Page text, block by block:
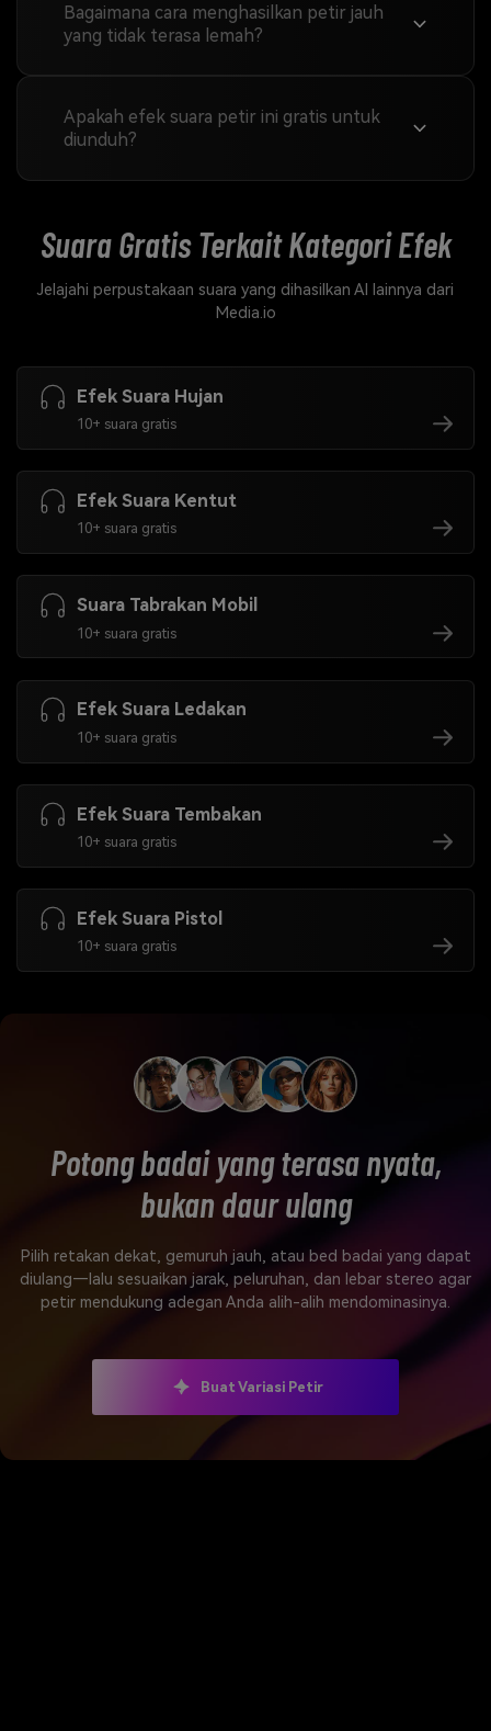
Bagaimana cara menghasilkan petir jauh
yang tidak terasa lemah?
Apakah efek suara petir ini gratis untuk
diunduh?
Suara Gratis TerkaitKategori Efek
Jelajahi perpustakaan suara yang dihasilkan AI lainnya dari
Media.io
Efek Suara Hujan
10+ suara gratis
Efek Suara Kentut
10+ suara gratis
Suara Tabrakan Mobil
10+ suara gratis
Efek Suara Ledakan
10+ suara gratis
Efek Suara Tembakan
10+ suara gratis
Efek Suara Pistol
10+ suara gratis
Potong badai yang terasa nyata,
bukan daur ulang
Pilih retakan dekat, gemuruh jauh, atau bed badai yang dapat
diulang—lalu sesuaikan jarak, peluruhan, dan lebar stereo agar
petir mendukung adegan Anda alih-alih mendominasinya.
Buat Variasi Petir